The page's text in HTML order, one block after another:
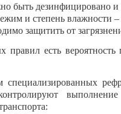
быть дезинфицировано и
и степень влажности –
защитить от
правил есть
специализированных